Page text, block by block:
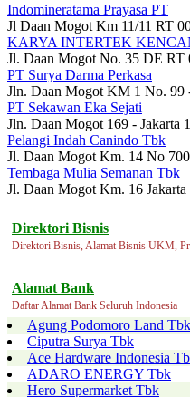
Indomineratama Prayasa PT
Jl Daan Mogot Km 11/11 RT
KARYA INTERTEK
Jl. Daan Mogot No. 35 DE RT
PT Surya Darma Perkasa
Jln. Daan Mogot KM 1 No. 99
PT Sekawan Eka Sejati
Jln. Daan Mogot 169 - Jakarta
Pelangi Indah Canindo Tbk
Jl. Daan Mogot Km. 14 No 700
Tembaga Mulia Semanan Tbk
Jl. Daan Mogot Km. 16 Jakarta
Direktori Bisnis
Direktori Bisnis, Alamat Bisnis UKM,
Alamat Bank
Daftar Alamat Bank Seluruh Indonesia
Agung Podomoro Land Tbk
Ciputra Surya Tbk
Ace Hardware Indonesia
ADARO ENERGY Tbk
Hero Supermarket Tbk